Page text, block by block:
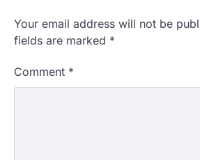
Your email address will not be
fields are marked *
Comment *